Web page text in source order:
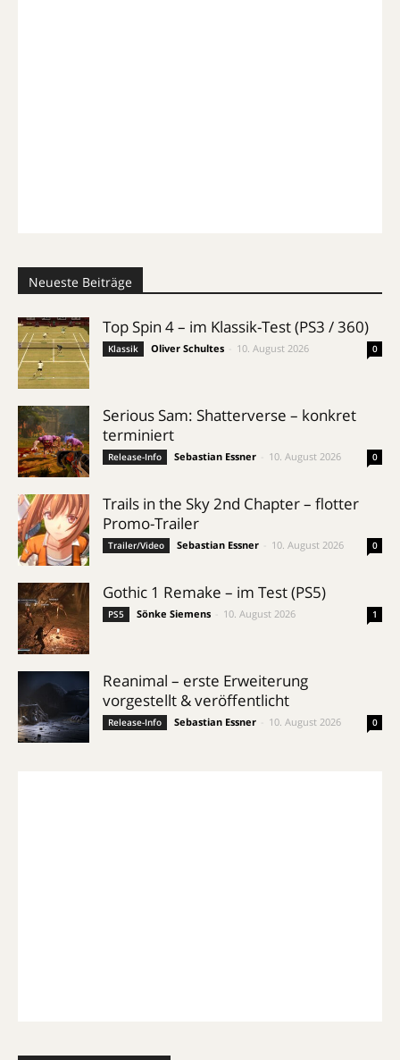
Neueste Beiträge
Top Spin 4 – im Klassik-Test (PS3 / 360)
Klassik Oliver Schultes 10. August 2026 0
Serious Sam: Shatterverse – konkret
terminiert
Release-Info Sebastian Essner 10. August 2026 0
Trails in the Sky 2nd Chapter – flotter
Promo-Trailer
Trailer/Video Sebastian Essner 10. August 2026 0
Gothic 1 Remake – im Test (PS5)
PS5 Sönke Siemens 10. August 2026 1
Reanimal – erste Erweiterung
vorgestellt & veröffentlicht
Release-Info Sebastian Essner 10. August 2026 0